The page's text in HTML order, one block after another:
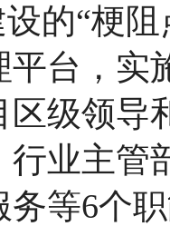
的“梗
台，实
级领导
行业主管
等6个